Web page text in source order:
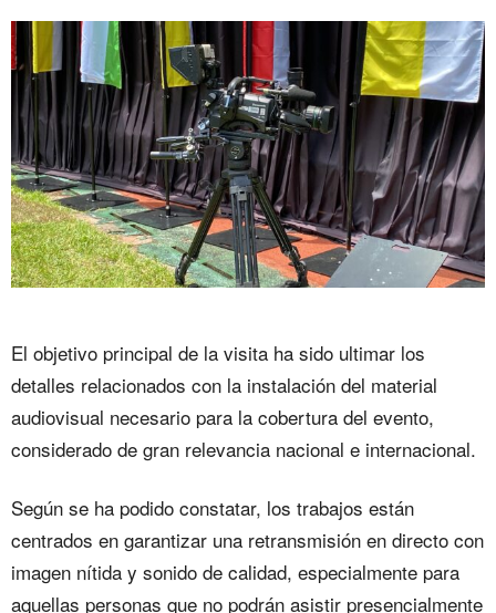
El objetivo principal de la visita ha sido ultimar los
detalles relacionados con la instalación del material
audiovisual necesario para la cobertura del evento,
considerado de gran relevancia nacional e internacional.
Según se ha podido constatar, los trabajos están
centrados en garantizar una retransmisión en directo con
imagen nítida y sonido de calidad, especialmente para
aquellas personas que no podrán asistir presencialmente